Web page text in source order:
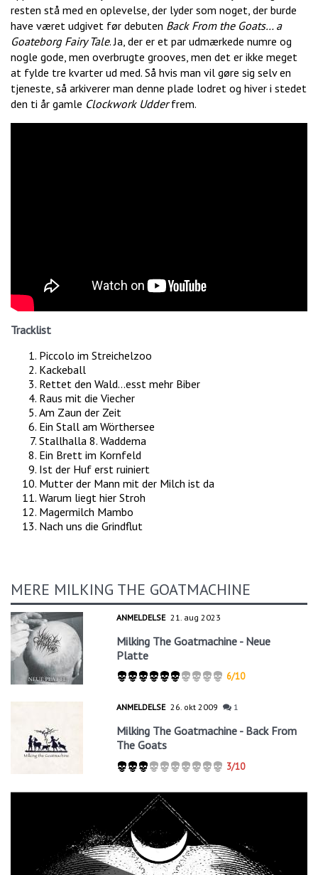
resten stå med en oplevelse, der lyder som noget, der burde
have været udgivet før debuten Back From the Goats… a
Goateborg Fairy Tale. Ja, der er et par udmærkede numre og
nogle gode, men overbrugte grooves, men det er ikke meget
at fylde tre kvarter ud med. Så hvis man vil gøre sig selv en
tjeneste, så arkiverer man denne plade lodret og hiver i stedet
den ti år gamle Clockwork Udderfrem.
Tracklist
Piccolo im Streichelzoo
Kackeball
Rettet den Wald...esst mehr Biber
Raus mit die Viecher
Am Zaun der Zeit
Ein Stall am Wörthersee
Stallhalla 8. Waddema
Ein Brett im Kornfeld
Ist der Huf erst ruiniert
Mutter der Mann mit der Milch ist da
Warum liegt hier Stroh
Magermilch Mambo
Nach uns die Grindflut
MERE MILKING THE GOATMACHINE
ANMELDELSE 21. aug 2023
Milking The Goatmachine - Neue
Platte
6/10
ANMELDELSE 26. okt 2009 1
Milking The Goatmachine - Back From
The Goats
3/10